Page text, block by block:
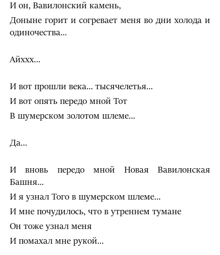
И он, Вавилонский камень,
Доныне горит и согревает меня во дни холода и
одиночества…
Айххх…
И вот прошли века… тысячелетья…
И вот опять передо мной Тот
В шумерском золотом шлеме…
Да…
И вновь передо мной Новая Вавилонская
Башня…
И я узнал Того в шумерском шлеме…
И мне почудилось, что в утреннем тумане
Он тоже узнал меня
И помахал мне рукой…